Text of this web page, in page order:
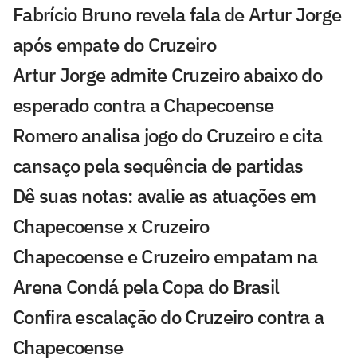
Fabrício Bruno revela fala de Artur Jorge
após empate do Cruzeiro
Artur Jorge admite Cruzeiro abaixo do
esperado contra a Chapecoense
Romero analisa jogo do Cruzeiro e cita
cansaço pela sequência de partidas
Dê suas notas: avalie as atuações em
Chapecoense x Cruzeiro
Chapecoense e Cruzeiro empatam na
Arena Condá pela Copa do Brasil
Confira escalação do Cruzeiro contra a
Chapecoense